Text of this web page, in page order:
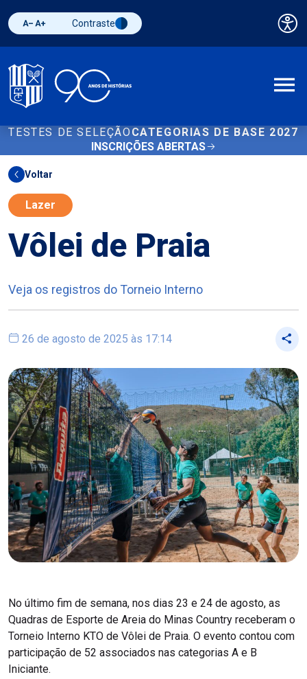
Diminuir fonte
Aumentar fonteAlternar contraste
Contraste
TESTES DE SELEÇÃO CATEGORIAS DE BASE 2027
INSCRIÇÕES ABERTAS
Voltar
Lazer
Vôlei de Praia
Veja os registros do Torneio Interno
26 de agosto de 2025 às 17:14
No último fim de semana, nos dias 23 e 24 de agosto, as
Quadras de Esporte de Areia do Minas Country receberam o
Torneio Interno KTO de Vôlei de Praia. O evento contou com
participação de 52 associados nas categorias A e B
Iniciante.